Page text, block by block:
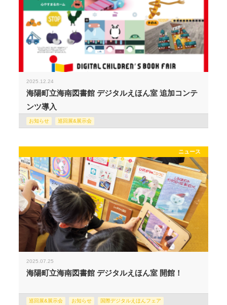
2025.12.24
海陽町立海南図書館 デジタルえほん室 追加コンテ
ンツ導入
お知らせ 巡回展&展示会
ニュース
2025.07.25
海陽町立海南図書館 デジタルえほん室 開館！
巡回展&展示会 お知らせ 国際デジタルえほんフェア